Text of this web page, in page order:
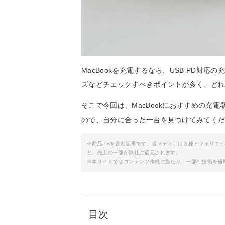
MacBookを充電するなら、USB PD対応の
ズなどチェックすべきポイントが多く、ど
そこで今回は、MacBookにおすすめの充電
ので、自分に合った一台を見つけてみてく
※商品PRを含む記事です。当メディアは各種アフィリエ
と、売上の一部が弊社に還元されます。
※本サイトではコンテンツ作成に当たり、一部AI技術を補
目次